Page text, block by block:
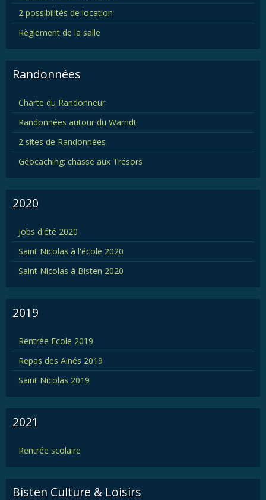
2 possibilités de location
Règlement de la salle
Randonnées
Charte du Randonneur
Randonnées autour du Warndt
2 sites de Randonnées
Géocaching: chasse aux Trésors
2020
Jobs d'été 2020
Saint Nicolas à l'école 2020
Saint Nicolas à Bisten 2020
2019
Rentrée Ecole 2019
Repas des Ainés 2019
Saint Nicolas 2019
2021
Rentrée scolaire
Bisten Culture & Loisirs